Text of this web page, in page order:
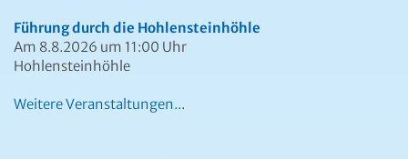
Führung durch die Hohlensteinhöhle
Am 8.8.2026 um 11:00 Uhr
Hohlensteinhöhle
Weitere Veranstaltungen...